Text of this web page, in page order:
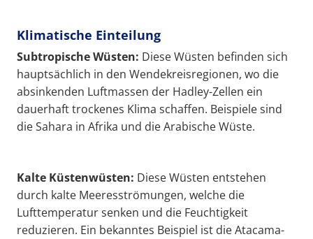
Klimatische Einteilung
Subtropische Wüsten: Diese Wüsten befinden sich
hauptsächlich in den Wendekreisregionen, wo die
absinkenden Luftmassen der Hadley-Zellen ein
dauerhaft trockenes Klima schaffen. Beispiele sind
die Sahara in Afrika und die Arabische Wüste.
Kalte Küstenwüsten: Diese Wüsten entstehen
durch kalte Meeresströmungen, welche die
Lufttemperatur senken und die Feuchtigkeit
reduzieren. Ein bekanntes Beispiel ist die Atacama-